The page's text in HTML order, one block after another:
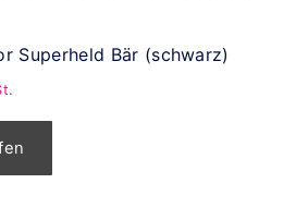
Superheld Bär (schwarz)